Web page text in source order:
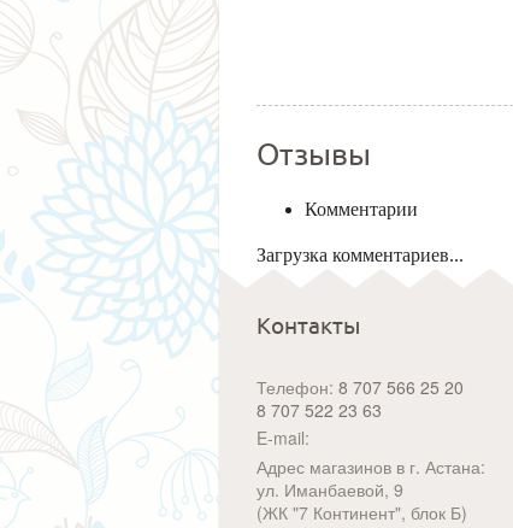
Отзывы
Комментарии
Загрузка комментариев...
Контакты
Телефон: 8 707 566 25 20
8 707 522 23 63
E-mail:
Адрес магазинов в г. Астана:
ул. Иманбаевой, 9
(ЖК "7 Континент", блок Б)